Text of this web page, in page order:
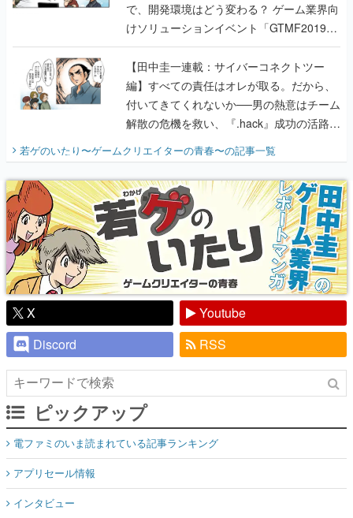
で、開発環境はどう変わる？ ゲーム業界向
けソリューションイベント「GTMF2019」
に行って、より理解を深めよう【PR】
【田中圭一連載：サイバーコネクトツー
編】すべての責任はオレが取る。だから、
付いてきてくれないか──男の熱意はチーム
解散の危機を救い、『.hack』成功の活路を
『少年ジャンプ』色だった【若ゲのいた
り】
若ゲのいたり〜ゲームクリエイターの青春〜の記事一覧
X
Youtube
Discord
RSS
ピックアップ
電ファミのいま読まれている記事ランキング
アプリセール情報
インタビュー